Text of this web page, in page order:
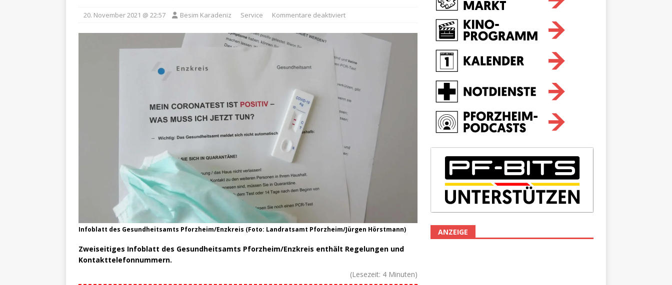
20. November 2021 @ 22:57 Besim Karadeniz Service Kommentare deaktiviert
Infoblatt des Gesundheitsamts Pforzheim/Enzkreis (Foto: Landratsamt Pforzheim/Jürgen Hörstmann)
Zweiseitiges Infoblatt des Gesundheitsamts Pforzheim/Enzkreis enthält Regelungen und
Kontakttelefonnummern.
(Lesezeit: 4 Minuten)
ANZEIGE